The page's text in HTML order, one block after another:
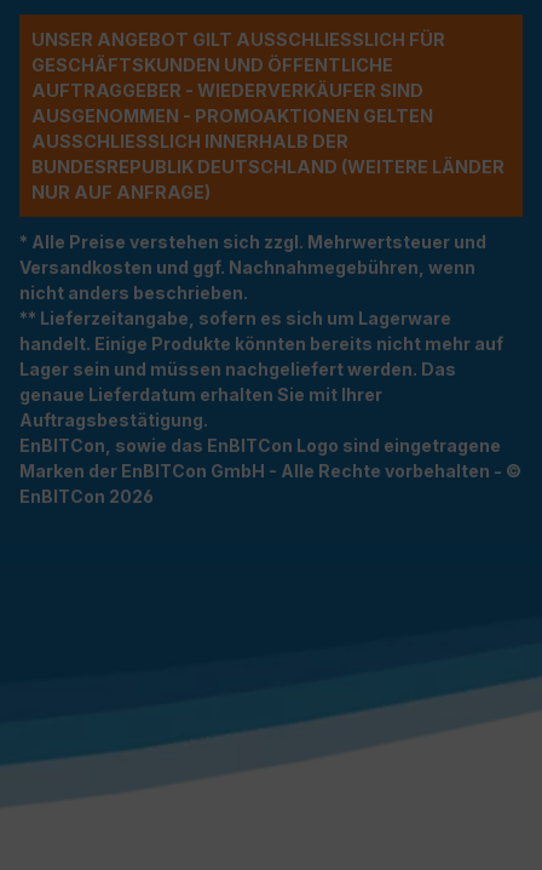
UNSER ANGEBOT GILT AUSSCHLIESSLICH FÜR G
ESCHÄFTSKUNDEN UND ÖFFENTLICHE A
UFTRAGGEBER - WIEDERVERKÄUFER SIND A
USGENOMMEN - PROMOAKTIONEN GELTEN A
USSCHLIESSLICH INNERHALB DER BU
NDESREPUBLIK DEUTSCHLAND (WEITERE LÄNDER NU
R AUF ANFRAGE)
* Alle Preise verstehen sich zzgl. Mehrwertsteuer und
Versandkosten und ggf. Nachnahmegebühren, wenn
nicht anders beschrieben.
** Lieferzeitangabe, sofern es sich um Lagerware
handelt. Einige Produkte könnten bereits nicht mehr auf
Lager sein und müssen nachgeliefert werden. Das
genaue Lieferdatum erhalten Sie mit Ihrer
Auftragsbestätigung.
EnBITCon, sowie das EnBITCon Logo sind eingetragene
Marken der EnBITCon GmbH - Alle Rechte vorbehalten - ©
EnBITCon 2026